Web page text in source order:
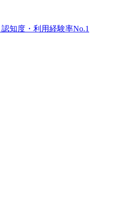
認知度・利用経験率No.1